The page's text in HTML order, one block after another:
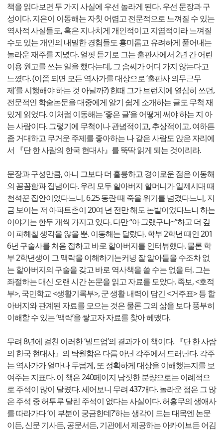
책을 읽다보면 두 가지 사실에 우선 놀라게 된다. 우선 문장과 구
성이다. 지은이 이동해는 자칫 어렵고 전문적으로 느껴질 수 있는
역사적 사실들도, 혹은 지나치게 개인적이고 지엽적이라 느껴질
수도 있는 개인의 내밀한 경험들도 흥미롭고 유려하게 풀어내는
놀라운 재주를 지녔다. 얼핏 듣기로 그는 출판사에서 2년 간 어린
이용 원고를 쓰는 일을 했다는데, 그 솜씨가 어디 가지 않는다고
느꼈다. (이쯤 되면 모든 역사가를 대상으로 ‘출판사 의무근무
제’를 시행해야 하는 것 아닐까?) 한때 그가 브런치에 열심히 쓰던,
전문적인 학술논문을 대중에게 알기 쉽게 소개하는 글도 무척 재
밌게 읽었다. 이처럼 이동해는 ‘좋은 글’을 어떻게 써야 하는 지 아
는 사람이다. 그렇기에 무척이나 관념적이고, 추상적이고, 여하튼
좀 거대하고 무거운 주제를 좋아하는 나 같은 사람도 앉은 자리에
서 『단 한 사람의 한국 현대사』를 뚝딱 읽게 되는 것이리라.
문장과 구성만큼, 아니 그보다 더 훌륭하고 경이로운 점은 이동해
의 꼼꼼함과 집념이다. 우리 모두 할아버지 할머니가 일제시대 때
천석꾼 집안이었다느니, 6.25 동란 때 죽을 위기를 넘겼다느니, 지
금 보이는 저 아파트촌이 20여 년 전만 해도 논밭이었다느니 하는
이야기는 한두 개씩 가지고 있다. 다만 “아 그랬구나~”하고 더 깊
이 파헤칠 생각을 않을 뿐. 이동해는 달랐다. 학부 2학년 때인 201
6년 구술사를 처음 접하고 바로 할아버지를 인터뷰했다. 물론 학
부 2학년생이 그 맥락을 이해하기는커녕 잘 알아들을 수조차 없
는 할아버지의 구술을 갖고 바로 역사책을 쓸 수는 없을 터. 그는
좌절하는 대신 오랜 시간 논문을 읽고 자료를 모았다. 족보, <호적
부>, 국민학교 <생활기록부>, 군 생활 내력이 담긴 <거주표> 등 할
아버지와 관계된 자료를 모으는 것은 물론 그의 삶을 보다 풍부히
이해할 수 있는 ‘맥락’을 쌓고자 자료를 찾아 헤맸다.
무려 8년에 걸친 이러한 ‘빌드업’의 결과가 이 책이다. 『단 한 사람
의 한국 현대사』의 탁월함은 다름 아닌 각주에서 드러난다. 각주
는 역사가가 얼마나 두텁게, 또 정확하게 대상을 이해했는지를 보
여주는 지표다. 이 책은 240페이지 남짓한 분량으로는 이례적으
로 주석이 많이 달렸다. 세어보니 무려 437개다. 놀라운 점은 그 많
은 주석 중 허투루 달린 주석이 없다는 사실이다. 허홍무의 생애사
를 따라가다 ‘이 부분이 궁금한데?’하는 생각이 드는 대목엔 논문
이든, 신문 기사든, 공문서든, 기관에서 제공하는 아카이브든 어김